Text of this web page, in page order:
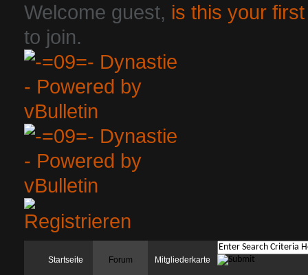
Welcome guest, is this your
to join.
Startseite Forum Mitgliederkarte